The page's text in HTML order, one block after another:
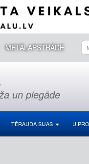
METĀLAPSTRĀDE
un piegāde
TĒRAUDA SIJAS U